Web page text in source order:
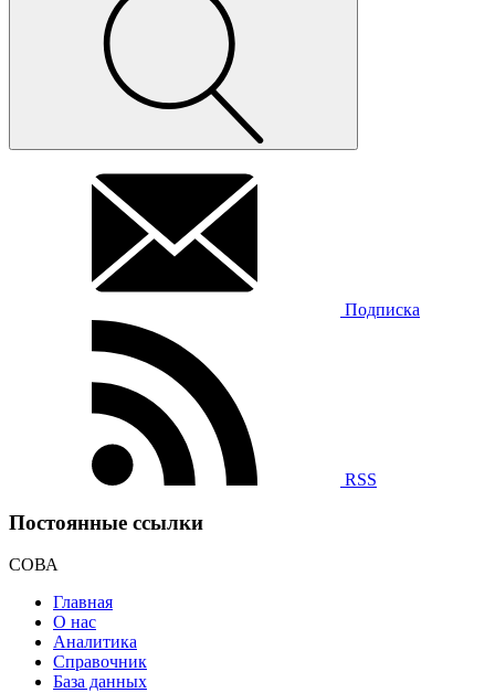
Подписка
RSS
Постоянные ссылки
СОВА
Главная
О нас
Аналитика
Справочник
База данных